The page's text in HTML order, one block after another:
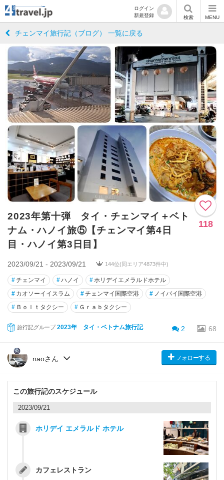
ログイン
新規登録
検索 MENU
チェンマイ旅行記（ブログ） 一覧に戻る
2023年第十弾 タイ・チェンマイ＋ベト
ナム・ハノイ旅⑤【チェンマイ第4日
目・ハノイ第3日目】
118
2023/09/21 - 2023/09/21 144位(同エリア4873件中)
#チェンマイ #ハノイ #ホリデイエメラルドホテル
# カオソーイイスラム #チェンマイ国際空港 # ノイバイ国際空港
# Ｂｏｌｔタクシー # Ｇｒａｂタクシー
旅行記グループ 2023年 タイ・ベトナム旅行記 2 68
naoさん フォローする
この旅行記のスケジュール
2023/09/21
ホリデイ エメラルド ホテル
カフェレストラン